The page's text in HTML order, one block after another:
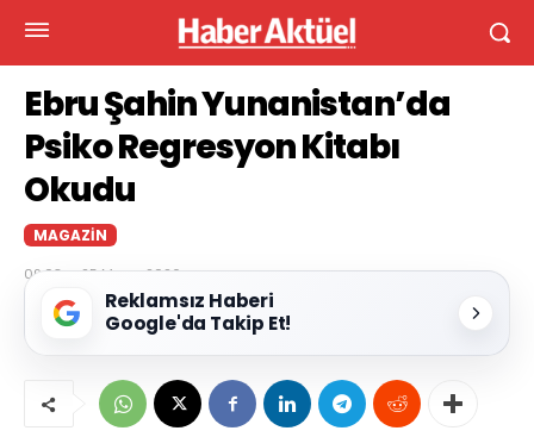
Ebru Şahin Yunanistan’da
Psiko Regresyon Kitabı
Okudu
MAGAZIN
09:03 — 25 Mayıs 2026
Reklamsız Haberi
Google'da Takip Et!